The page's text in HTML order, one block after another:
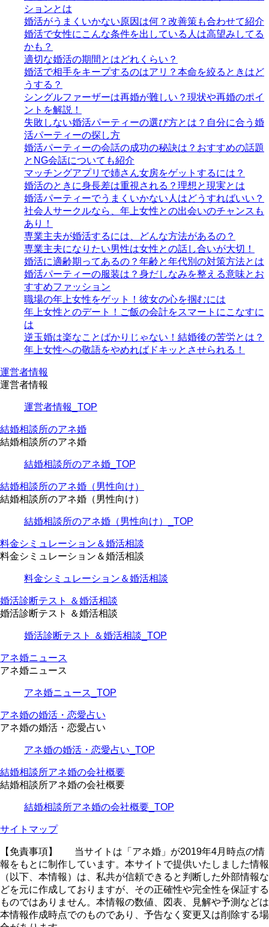
ションとは
婚活がうまくいかない原因は何？改善策も合わせて紹介
婚活で女性にこんな条件を出している人は高望みしてる
かも？
適切な婚活の期間とはどれくらい？
婚活で相手をキープするのはアリ？本命を絞るときはど
うする？
シングルファーザーは再婚が難しい？現状や再婚のポイ
ントを解説！
失敗しない婚活パーティーの選び方とは？自分に合う婚
活パーティーの探し方
婚活パーティーの会話の成功の秘訣は？おすすめの話題
とNG会話についても紹介
マッチングアプリで姉さん女房をゲットするには？
婚活のときに身長差は重視される？理想と現実とは
婚活パーティーでうまくいかない人はどうすればいい？
社会人サークルなら、年上女性との出会いのチャンスも
あり！
専業主夫が婚活するには、どんな方法があるの？
専業主夫になりたい男性は女性との話し合いが大切！
婚活に適齢期ってあるの？年齢と年代別の対策方法とは
婚活パーティーの服装は？身だしなみを整える意味とお
すすめファッション
職場の年上女性をゲット！彼女の心を掴むには
年上女性とのデート！ご飯の会計をスマートにこなすに
は
逆玉婚は楽なことばかりじゃない！結婚後の苦労とは？
年上女性への敬語をやめればドキッとさせられる！
運営者情報
運営者情報
運営者情報_TOP
結婚相談所のアネ婚
結婚相談所のアネ婚
結婚相談所のアネ婚_TOP
結婚相談所のアネ婚（男性向け）
結婚相談所のアネ婚（男性向け）
結婚相談所のアネ婚（男性向け）_TOP
料金シミュレーション＆婚活相談
料金シミュレーション＆婚活相談
料金シミュレーション＆婚活相談
婚活診断テスト ＆婚活相談
婚活診断テスト ＆婚活相談
婚活診断テスト ＆婚活相談_TOP
アネ婚ニュース
アネ婚ニュース
アネ婚ニュース_TOP
アネ婚の婚活・恋愛占い
アネ婚の婚活・恋愛占い
アネ婚の婚活・恋愛占い_TOP
結婚相談所アネ婚の会社概要
結婚相談所アネ婚の会社概要
結婚相談所アネ婚の会社概要_TOP
サイトマップ
【免責事項】
当サイトは「アネ婚」が2019年4月時点の情
報をもとに制作しています。本サイトで提供いたしました情報
（以下、本情報）は、私共が信頼できると判断した外部情報な
どを元に作成しておりますが、その正確性や完全性を保証する
ものではありません。本情報の数値、図表、見解や予測などは
本情報作成時点でのものであり、予告なく変更又は削除する場